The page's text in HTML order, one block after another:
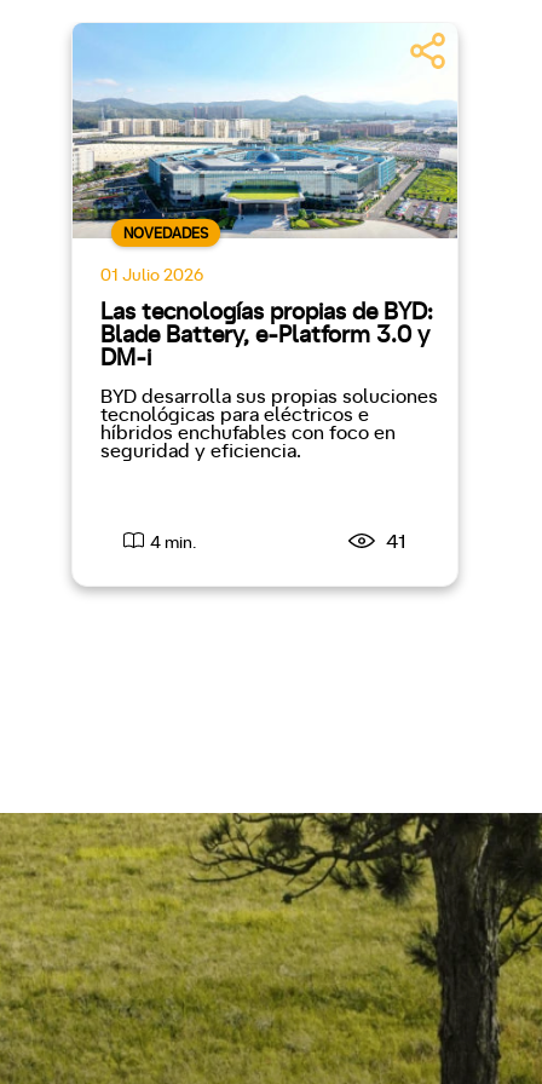
NOVEDADES
01 Julio 2026
Las tecnologías propias de BYD:
Blade Battery, e-Platform 3.0 y
DM-i
BYD desarrolla sus propias soluciones
tecnológicas para eléctricos e
híbridos enchufables con foco en
seguridad y eficiencia.
4 min. 41